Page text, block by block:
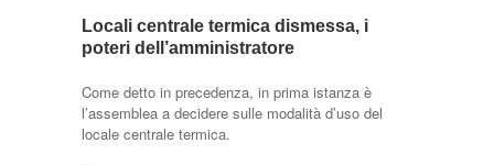
Locali centrale termica dismessa, i
poteri dell’amministratore
Come detto in precedenza, in prima istanza è
l’assemblea a decidere sulle modalità d’uso del
locale centrale termica.